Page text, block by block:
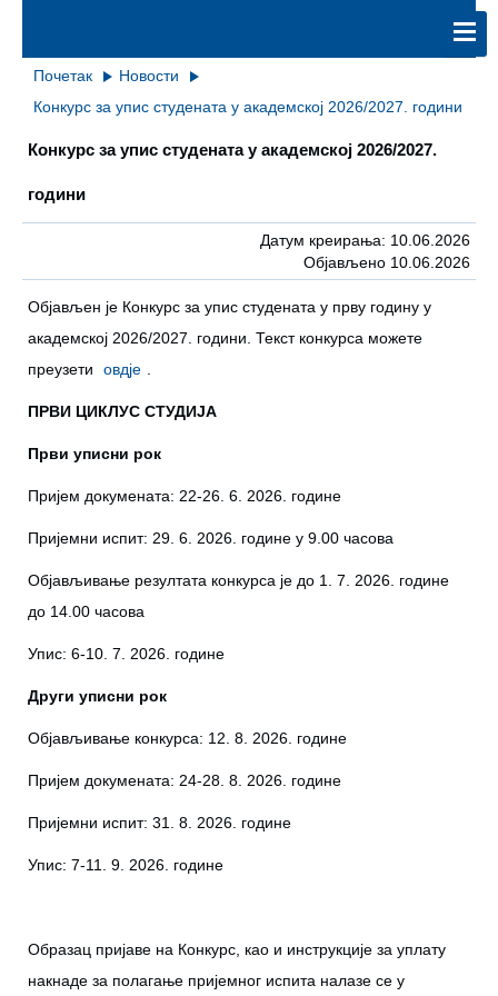
Почетак
Новости
Конкурс за упис студената у академској 2026/2027. години
Конкурс за упис студената у академској 2026/2027.
години
Датум креирања: 10.06.2026
Објављено 10.06.2026
Објављен је Конкурс за упис студената у прву годину у
академској 2026/2027. години. Текст конкурса можете
преузети
овдје
ПРВИ ЦИКЛУС СТУДИЈА
Први уписни рок
Приjeм дoкумeнaтa: 22-26. 6. 2026. године
Приjeмни испит: 29. 6. 2026. гoдине у 9.00 часова
Објављивање резултата конкурса је до 1. 7. 2026. године
до 14.00 часова
Упис: 6-10. 7. 2026. гoдинe
Други уписни рок
Oбjaвљивaњe кoнкурсa: 12. 8. 2026. године
Приjeм дoкумeнaтa: 24-28. 8. 2026. године
Приjeмни испит: 31. 8. 2026. гoдинe
Упис: 7-11. 9. 2026. године
Образац пријаве на Конкурс, као и инструкције за уплату
накнаде за полагање пријемног испита налазе се у